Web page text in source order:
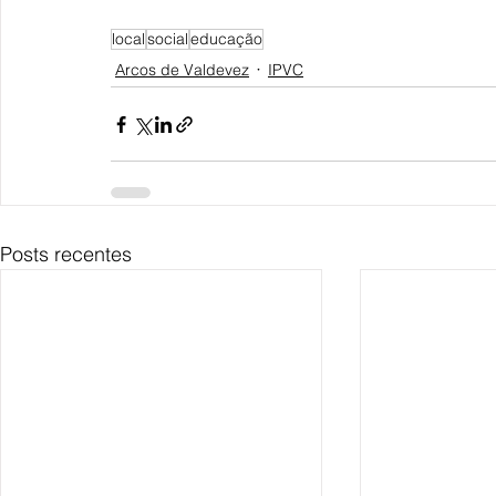
localsocialeducação
Arcos de Valdevez
IPVC
Posts recentes